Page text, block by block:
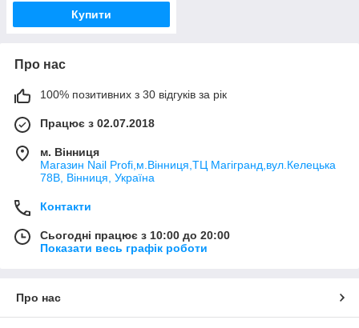
Купити
Про нас
100% позитивних з 30 відгуків за рік
Працює з 02.07.2018
м. Вінниця
Магазин Nail Profi,м.Вінниця,ТЦ Магігранд,вул.Келецька
78В, Вінниця, Україна
Контакти
Сьогодні працює з 10:00 до 20:00
Показати весь графік роботи
Про нас